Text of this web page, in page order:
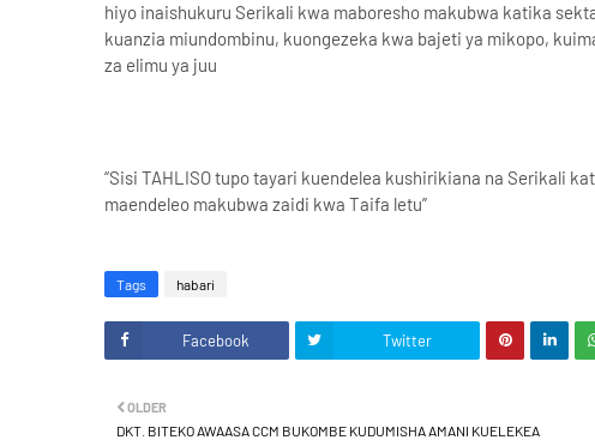
hiyo inaishukuru Serikali kwa maboresho makubwa katika
kuanzia miundombinu, kuongezeka kwa bajeti ya mikopo,
za elimu ya juu
“Sisi TAHLISO tupo tayari kuendelea kushirikiana na Serikali
maendeleo makubwa zaidi kwa Taifa letu”
Tags habari
Facebook Twitter
OLDER
DKT. BITEKO AWAASA CCM BUKOMBE KUDUMISHA AMANI KUELEKEA